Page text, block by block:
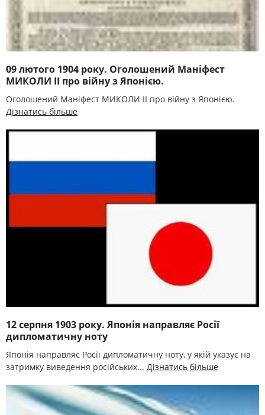
09 лютого 1904 року. Оголошений Маніфест
МИКОЛИ II про війну з Японією.
Оголошений Маніфест МИКОЛИ II про війну з Японією.
Дізнатись більше
12 серпня 1903 року. Японія направляє Росії
дипломатичну ноту
Японія направляє Росії дипломатичну ноту, у якій указує на
затримку виведення російських... Дізнатись більше